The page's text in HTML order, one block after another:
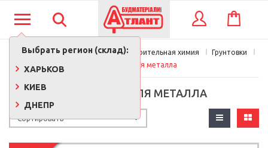
Выбрать регион (склад):
ХАРЬКОВ
КИЕВ
ДНЕПР
КОРЗИНА
Главная Краски, лаки, клеи, строительная химия
Грунтовки
Грунтовки для металла
ГРУНТОВКИ ДЛЯ МЕТАЛЛА